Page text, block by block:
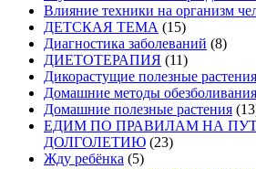
Влияние техники на организм
ДЕТСКАЯ ТЕМА (15)
Диагностика заболеваний (8)
ДИЕТОТЕРАПИЯ (11)
Дикорастущие полезные растения
Домашние методы обезболивания
Домашние полезные растения
ЕДИМ ПО ПРАВИЛАМ НА
ДОЛГОЛЕТИЮ (23)
Жду ребёнка (5)